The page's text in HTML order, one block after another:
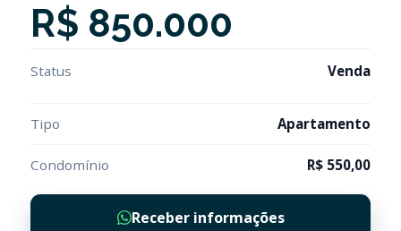
R$ 850.000
Status Venda
Tipo Apartamento
Condomínio R$ 550,00
Receber informações